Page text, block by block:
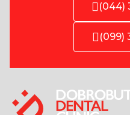
(044)
(099)